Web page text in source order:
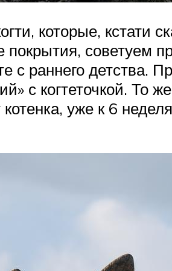
которые, кстати
советуем
с раннего
с когтеточкой. То
котенка, уже к 6